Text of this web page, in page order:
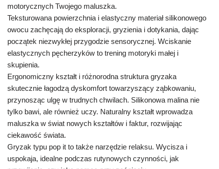
motorycznych Twojego maluszka.
Teksturowana powierzchnia i elastyczny materiał silikonowego
owocu zachęcają do eksploracji, gryzienia i dotykania, dając
początek niezwykłej przygodzie sensorycznej. Wciskanie
elastycznych pęcherzyków to trening motoryki małej i
skupienia.
Ergonomiczny kształt i różnorodna struktura gryzaka
skutecznie łagodzą dyskomfort towarzyszący ząbkowaniu,
przynosząc ulgę w trudnych chwilach. Silikonowa malina nie
tylko bawi, ale również uczy. Naturalny kształt wprowadza
maluszka w świat nowych kształtów i faktur, rozwijając
ciekawość świata.
Gryzak typu pop it to także narzędzie relaksu. Wycisza i
uspokaja, idealne podczas rutynowych czynności, jak